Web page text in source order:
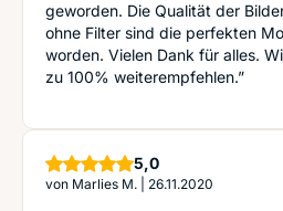
geworden. Die Qualität der
ohne Filter sind die perfekten
worden. Vielen Dank für alles.
zu 100% weiterempfehlen.”
5,0Sterne
von Marlies M. 26.11.2020